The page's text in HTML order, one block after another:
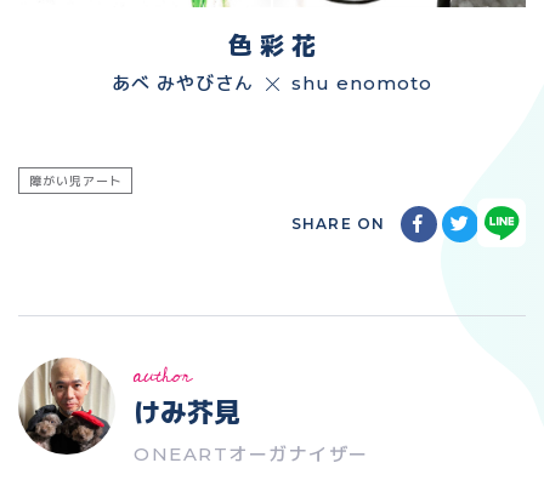
色 彩 花
あべ みやびさん shu enomoto
障がい児アート
SHARE ON
author
けみ芥見
ONEARTオーガナイザー